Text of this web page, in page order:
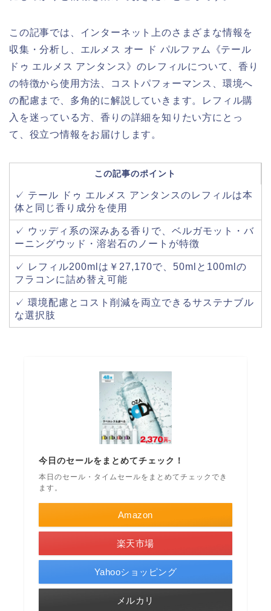
この記事では、インターネット上のさまざまな情報を
収集・分析し、エルメス オー ド パルファム《テール
ドゥ エルメス アンタンス》のレフィルについて、香り
の特徴から使用方法、コストパフォーマンス、環境へ
の配慮まで、多角的に解説していきます。レフィル購
入を迷っている方、香りの詳細を知りたい方にとっ
て、役立つ情報をお届けします。
この記事のポイント
✓ テール ドゥ エルメス アンタンスのレフィルは本
体と同じ香り成分を使用
✓ ウッディ系の深みある香りで、ベルガモット・バ
ーニングウッド・溶岩石のノートが特徴
✓ レフィル200mlは￥27,170で、50mlと100mlの
フラコンに詰め替え可能
✓ 環境配慮とコスト削減を両立できるサステナブル
な選択肢
今日のセールをまとめてチェック！
本日のセール・タイムセールをまとめてチェックでき
ます。
Amazon
楽天市場
Yahooショッピング
メルカリ